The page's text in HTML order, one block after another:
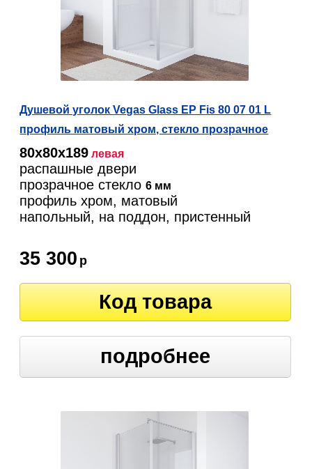
Душевой уголок Vegas Glass EP Fis 80 07 01 L
профиль матовый хром, стекло прозрачное
80х80х189 левая
распашные двери
прозрачное стекло6 мм
профиль хром, матовый
напольный, на поддон, пристенный
35 300 р
Код товара
подробнее